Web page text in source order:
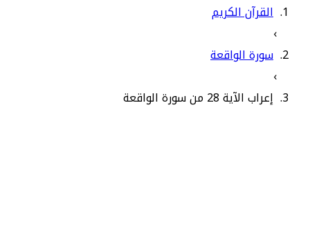
القرآن الكريم
›
سورة الواقعة
›
إعراب الآية 28 من سورة الواقعة